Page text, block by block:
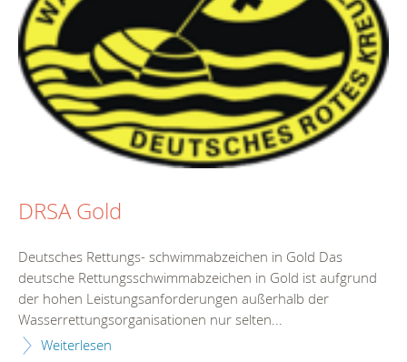
DRSA Gold
Deutsches Rettungs- schwimmabzeichen in Gold Das
deutsche Rettungsschwimmabzeichen in Gold ist aufgrund
der hohen Leistungsanforderungen außerhalb der
Wasserrettungsorganisationen nur selten...
Weiterlesen